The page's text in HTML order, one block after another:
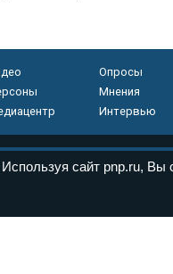
Опросы
Мнения
Интервью
18+
Используя сайт pnp.ru, Вы